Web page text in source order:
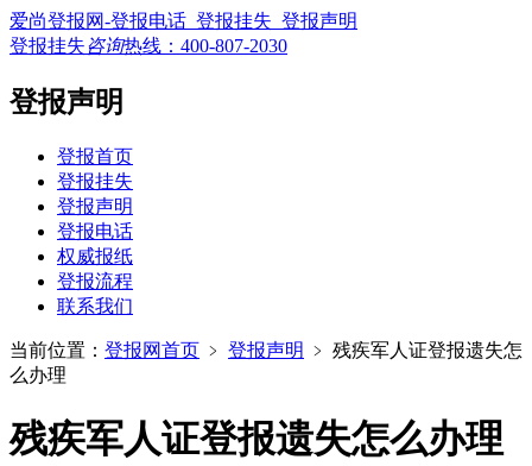
爱尚登报网-登报电话_登报挂失_登报声明
登报挂失咨询热线： 400-807-2030
登报声明
登报首页
登报挂失
登报声明
登报电话
权威报纸
登报流程
联系我们
当前位置： 登报网首页 ﹥ 登报声明 ﹥ 残疾军人证登报遗失怎
么办理
残疾军人证登报遗失怎么办理